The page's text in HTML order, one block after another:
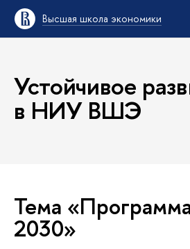
Высшая школа экономики
Устойчивое
в НИУ ВШЭ
Тема
2030»